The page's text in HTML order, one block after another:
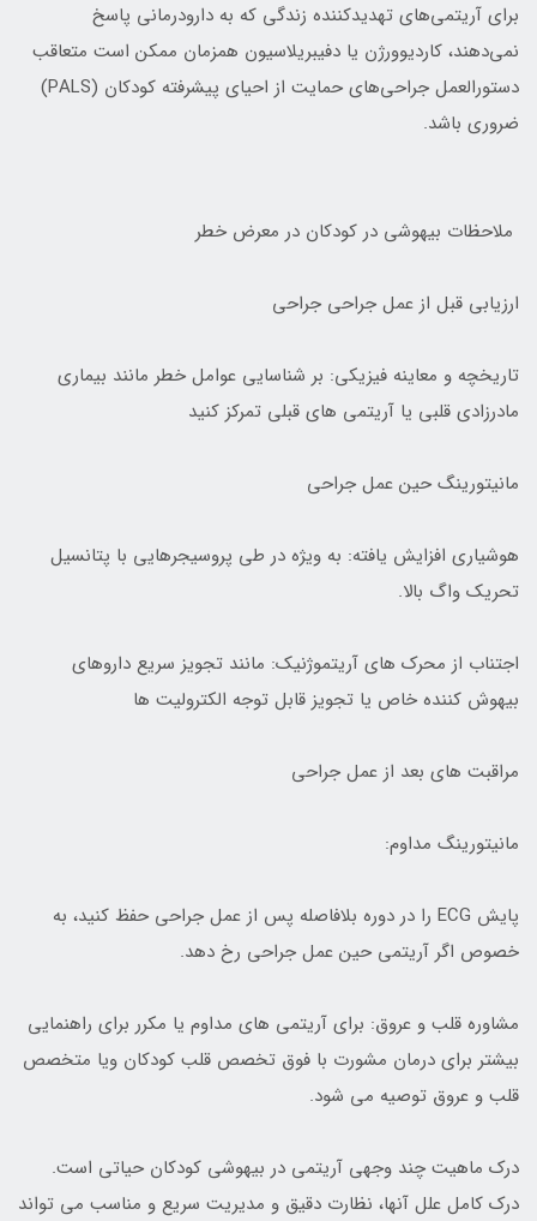
برای آریتمی‌های تهدیدکننده زندگی که به دارودرمانی پاسخ
نمی‌دهند، کاردیوورژن یا دفیبریلاسیون همزمان ممکن است متعاقب
دستورالعمل جراحی‌های حمایت از احیای پیشرفته کودکان (PALS)
ضروری باشد.
ملاحظات بیهوشی در کودکان در معرض خطر
ارزیابی قبل از عمل جراحی جراحی
تاریخچه و معاینه فیزیکی: بر شناسایی عوامل خطر مانند بیماری
مادرزادی قلبی یا آریتمی های قبلی تمرکز کنید
مانیتورینگ حین عمل جراحی
هوشیاری افزایش یافته: به ویژه در طی پروسیجرهایی با پتانسیل
تحریک واگ بالا.
اجتناب از محرک های آریتموژنیک: مانند تجویز سریع داروهای
بیهوش کننده خاص یا تجویز قابل توجه الکترولیت ها
مراقبت های بعد از عمل جراحی
مانیتورینگ مداوم:
پایش ECG را در دوره بلافاصله پس از عمل جراحی حفظ کنید، به
خصوص اگر آریتمی حین عمل جراحی رخ دهد.
مشاوره قلب و عروق: برای آریتمی های مداوم یا مکرر برای راهنمایی
بیشتر برای درمان مشورت با فوق تخصص قلب کودکان ویا متخصص
قلب و عروق توصیه می شود.
درک ماهیت چند وجهی آریتمی در بیهوشی کودکان حیاتی است.
درک کامل علل آنها، نظارت دقیق و مدیریت سریع و مناسب می تواند